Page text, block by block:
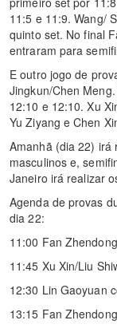
11:5 e 11:9. Wang/
quinto set. No final
entraram para
E outro jogo de
Jingkun/Chen
12:10 e 12:10. Xu
Yu Ziyang e Chen
Amanhã (dia 22) irá
masculinos e,
Janeiro irá realizar
Agenda de provas
dia 22:
11:00 Fan
11:45 Xu Xin/Liu
12:30 Lin Gaoyuan
13:15 Fan